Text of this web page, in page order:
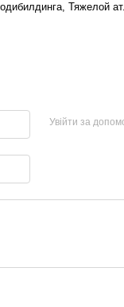
Тяжелой
Увійти за